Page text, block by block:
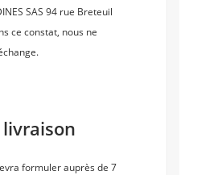
SAS 94 rue Breteuil
ce constat, nous ne
formuler auprès de 7